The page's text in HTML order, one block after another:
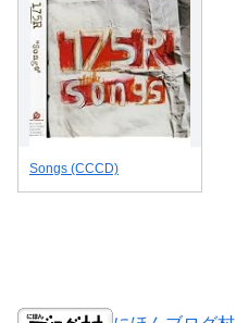
Songs (CCCD)